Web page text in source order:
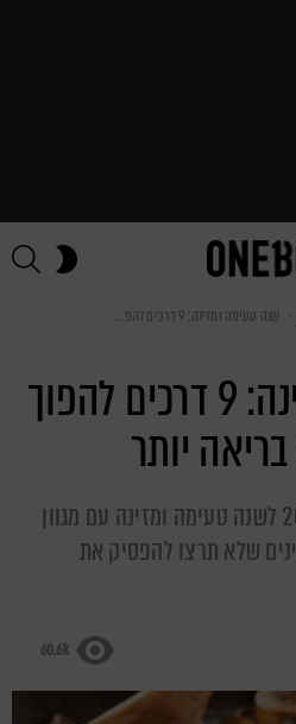
SKIN
שנה טעימה ומזינה: 9 דרכים להפוך את 2022 לשנה בריאה יותר
שנה טעימה ומזינה: 9 דרכים להפוך
9 דרכים להפוך את שנת 2022 לשנה טעימה ומזינה עם מגוון
שלא תרצו להפסיק את
60.6k